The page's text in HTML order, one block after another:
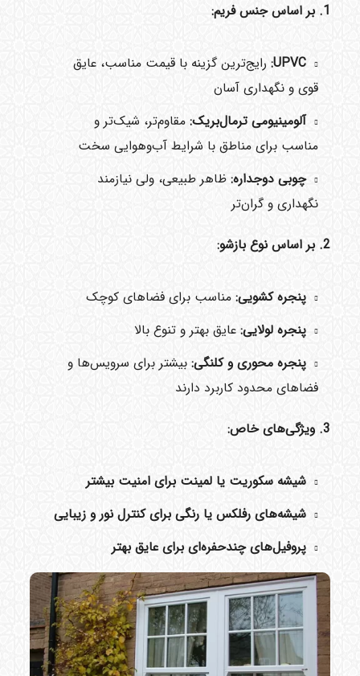
1. بر اساس جنس فریم:
UPVC:رایج‌ترین گزینه با قیمت مناسب، عایق
قوی و نگهداری آسان
آلومینیومی ترمال‌بریک:مقاوم‌تر، شیک‌تر و
مناسب برای مناطق با شرایط آب‌وهوایی سخت
چوبی دوجداره:ظاهر طبیعی، ولی نیازمند
نگهداری و گران‌تر
2. بر اساس نوع بازشو:
پنجره کشویی:مناسب برای فضاهای کوچک
پنجره لولایی:عایق بهتر و تنوع بالا
پنجره محوری و کلنگی:بیشتر برای سرویس‌ها و
فضاهای محدود کاربرد دارند
3. ویژگی‌های خاص:
شیشه سکوریت یا لمینت برای امنیت بیشتر
شیشه‌های رفلکس یا رنگی برای کنترل نور و زیبایی
پروفیل‌های چندحفره‌ای برای عایق بهتر